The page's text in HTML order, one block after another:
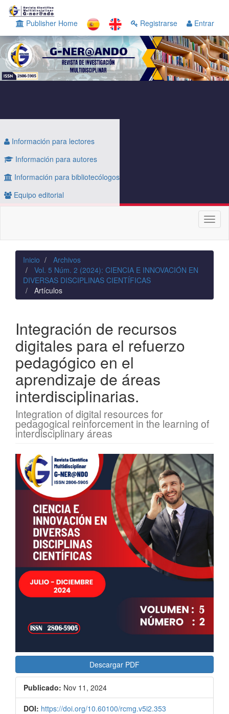
Navegación
principal
Contenido
principal
Barra
lateral
Publisher Home Registrarse Entrar
Información para lectores
Información para autores
Información para bibliotecólogos
Equipo editorial
Inicio
Archivos
Vol. 5 Núm. 2 (2024): CIENCIA E INNOVACIÓN EN
DIVERSAS DISCIPLINAS CIENTÍFICAS
Artículos
Integración de recursos
digitales para el refuerzo
pedagógico en el
aprendizaje de áreas
interdisciplinarias.
Integration of digital resources for
pedagogical reinforcement in the learning of
interdisciplinary áreas
Barra
lateral
del
artículo
Descargar PDF
Publicado: Nov 11, 2024
DOI: https://doi.org/10.60100/rcmg.v5i2.353